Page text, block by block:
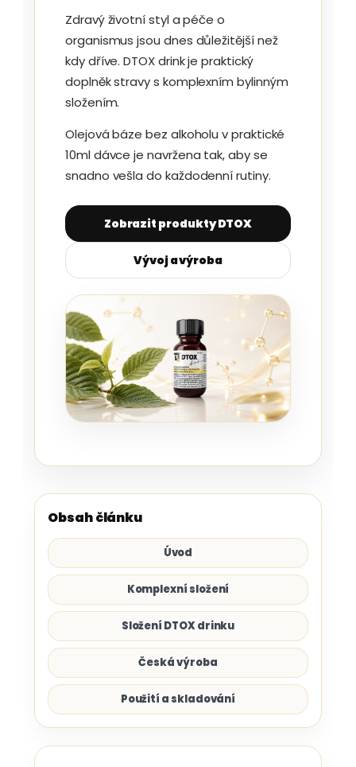
Zdravý životní styl a péče o
organismus jsou dnes důležitější než
kdy dříve. DTOX drink je praktický
doplněk stravy s komplexním bylinným
složením.
Olejová báze bez alkoholu v praktické
10ml dávce je navržena tak, aby se
snadno vešla do každodenní rutiny.
Zobrazit produkty DTOX
Vývoj a výroba
Obsah článku
Úvod
Komplexní složení
Složení DTOX drinku
Česká výroba
Použití a skladování